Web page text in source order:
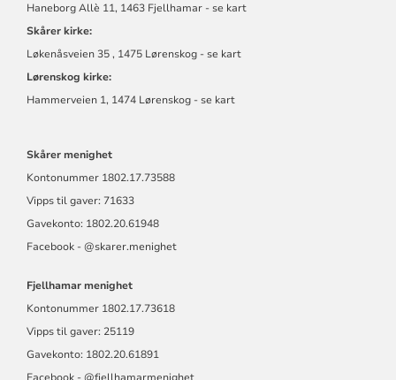
Haneborg Allè 11, 1463 Fjellhamar - se kart
Skårer kirke:
Løkenåsveien 35 , 1475 Lørenskog - se kart
Lørenskog kirke:
Hammerveien 1, 1474 Lørenskog - se kart
Skårer menighet
Kontonummer 1802.17.73588
Vipps til gaver: 71633
Gavekonto: 1802.20.61948
Facebook - @skarer.menighet
Fjellhamar menighet
Kontonummer 1802.17.73618
Vipps til gaver: 25119
Gavekonto: 1802.20.61891